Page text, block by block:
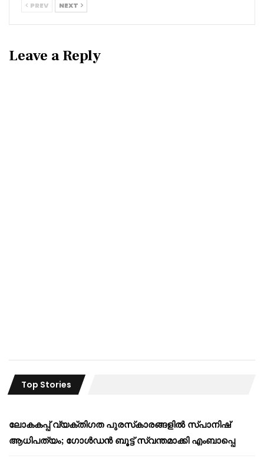
PREV NEXT
Leave a Reply
Top Stories
ലോകകപ്പ് വ്യക്തിഗത പുരസ്‌കാരങ്ങളിൽ സ്പാനിഷ്
ആധിപത്യം; ഗോൾഡൻ ബൂട്ട് സ്വന്തമാക്കി എംബാപ്പെ